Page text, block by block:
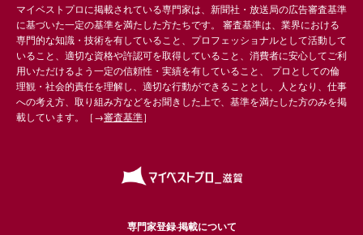
マイベストプロに掲載されている専門家は、新聞社・放送局の広告審査基準
に基づいた一定の基準を満たした方たちです。 審査基準は、業界における
専門的な知識・技術を有していること、プロフェッショナルとして活動して
いること、適切な資格や許認可を取得していること、消費者に安心してご利
用いただけるよう一定の信頼性・実績を有していること、 プロとしての倫
理観・社会的責任を理解し、適切な行動ができることとし、人となり、仕事
への考え方、取り組み方などをお聞きした上で、基準を満たした方のみを掲
載しています。［→審査基準］
専門家登録·掲載について